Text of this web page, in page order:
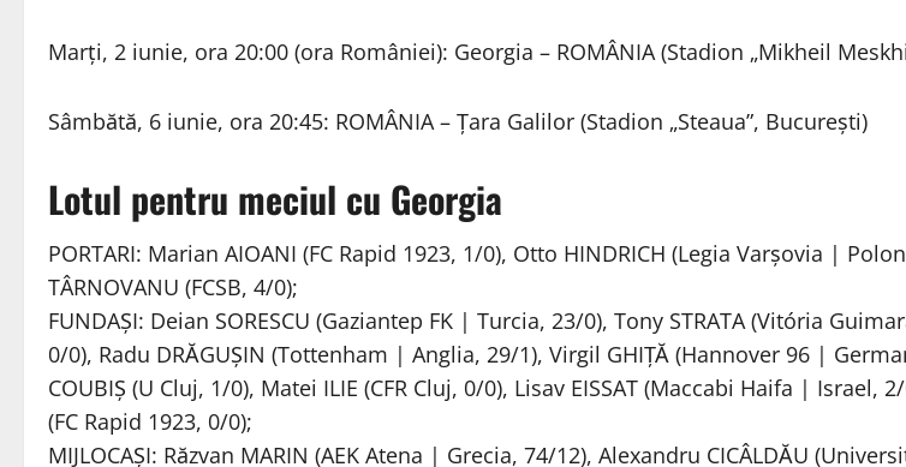
Marţi, 2 iunie, ora 20:00 (ora României): Georgia – ROMÂNIA (Stadion „Mikheil
Sâmbătă, 6 iunie, ora 20:45: ROMÂNIA – Ţara Galilor (Stadion „Steaua”, Bucureşti)
Lotul pentru meciul cu Georgia
PORTARI: Marian AIOANI (FC Rapid 1923, 1/0), Otto HINDRICH (Legia Varşovia |
TÂRNOVANU (FCSB, 4/0);
FUNDAŞI: Deian SORESCU (Gaziantep FK | Turcia, 23/0), Tony STRATA (Vitória
0/0), Radu DRĂGUŞIN (Tottenham | Anglia, 29/1), Virgil GHIŢĂ (Hannover 96 |
COUBIŞ (U Cluj, 1/0), Matei ILIE (CFR Cluj, 0/0), Lisav EISSAT (Maccabi Haifa | Israel,
(FC Rapid 1923, 0/0);
MIJLOCAŞI: Răzvan MARIN (AEK Atena | Grecia, 74/12), Alexandru CICÂLDĂU